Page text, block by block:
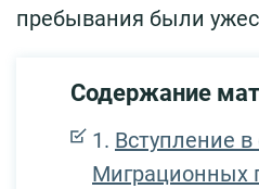
пребывания были
Содержание
Вступление
Миграционных